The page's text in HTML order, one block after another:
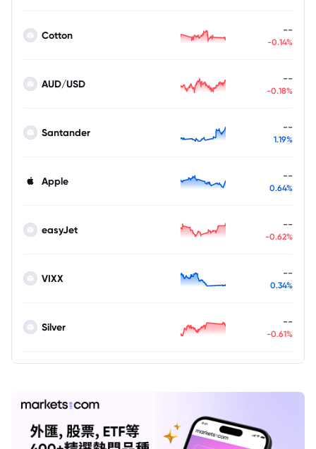
Cotton --
-0.14%
AUD/USD --
-0.18%
Santander --
1.19%
Apple --
0.64%
easyJet --
-0.62%
VIXX --
0.34%
Silver --
-0.61%